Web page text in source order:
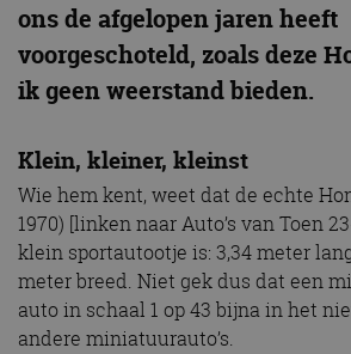
ons de afgelopen jaren heeft
voorgeschoteld, zoals deze
ik geen weerstand bieden.
Klein, kleiner, kleinst
Wie hem kent, weet dat de echte
1970) [linken naar Auto’s van Toen
klein sportautootje is: 3,34 meter
meter breed. Niet gek dus dat een
auto in schaal 1 op 43 bijna in het
andere miniatuurauto’s.